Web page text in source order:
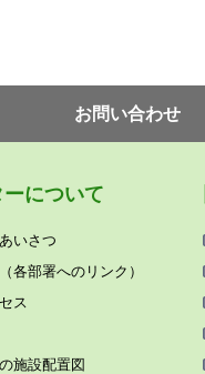
お問い合わせ
について
いさつ
各部署へのリンク）
ス
施設配置図